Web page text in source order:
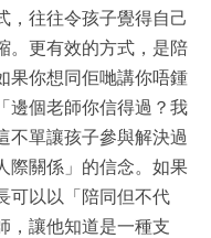
，往往令孩子覺得自己
。更有效的方式，是陪
果你想同佢哋講你唔鍾
邊個老師你信得過？我
不單讓孩子參與解決過
際關係」的信念。如果
可以以「陪同但不代
，讓他知道是一種支